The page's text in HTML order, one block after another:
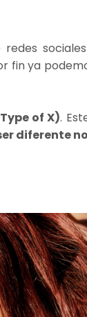
fin ya
of X).
diferente